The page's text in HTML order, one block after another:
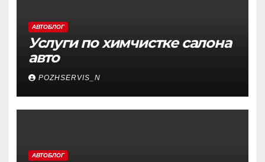
АВТОБЛОГ
Услуги по химчистке салона
авто
POZHSERVIS_N
АВТОБЛОГ